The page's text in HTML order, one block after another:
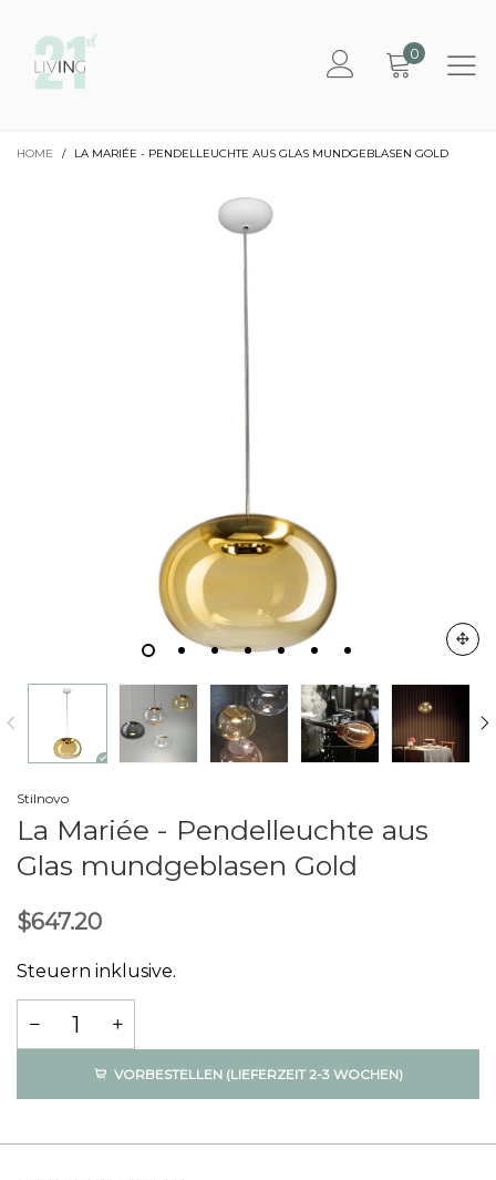
0
HOME / LA MARIÉE - PENDELLEUCHTE AUS GLAS MUNDGEBLASEN GOLD
Stilnovo
La Mariée - Pendelleuchte aus
Glas mundgeblasen Gold
$647.20
Steuern inklusive.
VORBESTELLEN (LIEFERZEIT 2-3 WOCHEN)